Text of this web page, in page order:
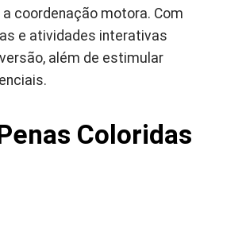
coordenação motora. Com
e atividades interativas
além de estimular
Coloridas